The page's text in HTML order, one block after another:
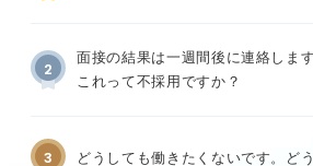
2
面接の結果は一週間後に連絡しま
これって不採用ですか？
3 どうしても働きたくないです。ど